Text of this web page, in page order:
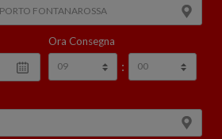
Ora Consegna
: